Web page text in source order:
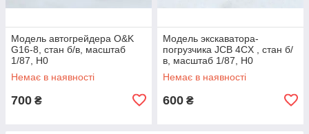
Модель автогрейдера O&K
G16-8, стан б/в, масштаб
1/87, H0
Немає в наявності
700 ₴
Модель экскаватора-
погрузчика JCB 4CX , стан б/
в, масштаб 1/87, H0
Немає в наявності
600 ₴